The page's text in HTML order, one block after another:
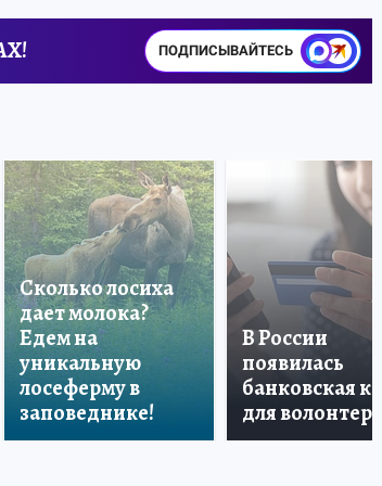
ПОДПИСЫВАЙТЕСЬ
Сколько лосиха
дает молока?
Едем на
уникальную
лосеферму в
заповеднике!
В России
появилась
банковская
для волонтеров